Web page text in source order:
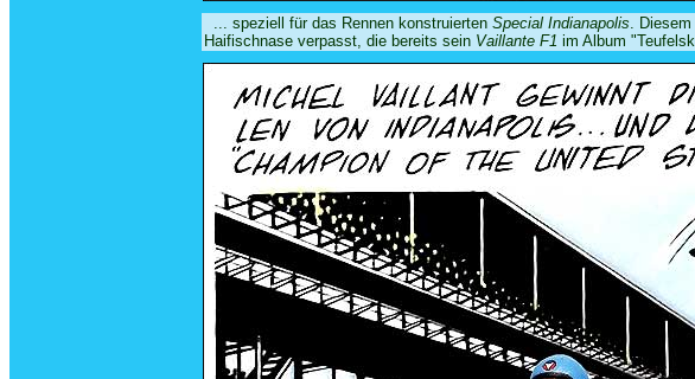
... speziell für das Rennen konstruiertenSpecial Indianapolis.
Haifischnase verpasst, die bereits sein Vaillante F1 im Album